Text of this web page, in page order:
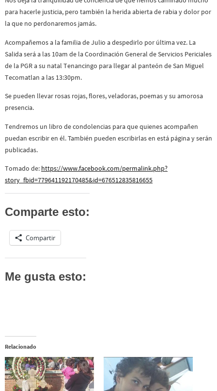
para hacerle justicia, pero también la herida abierta de rabia y dolor por
la que no perdonaremos jamás.
Acompañemos a la familia de Julio a despedirlo por última vez. La
Salida será a las 10am de la Coordinación General de Servicios Periciales
de la PGR a su natal Tenancingo para llegar al panteón de San Miguel
Tecomatlan a las 13:30pm.
Se pueden llevar rosas rojas, flores, veladoras, poemas y su amorosa
presencia.
Tendremos un libro de condolencias para que quienes acompañen
puedan escribir en él. También pueden escribirlas en está página y serán
publicadas.
Tomado de: https://www.facebook.com/permalink.php?
story_fbid=779641192170485&id=676512835816655
Comparte esto:
Compartir
Me gusta esto:
Relacionado